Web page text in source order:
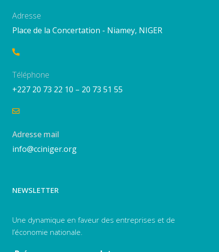
Adresse
Place de la Concertation - Niamey, NIGER
Téléphone
+227 20 73 22 10 – 20 73 51 55
Adresse mail
info@cciniger.org
NEWSLETTER
Une dynamique en faveur des entreprises et de
l’économie nationale.